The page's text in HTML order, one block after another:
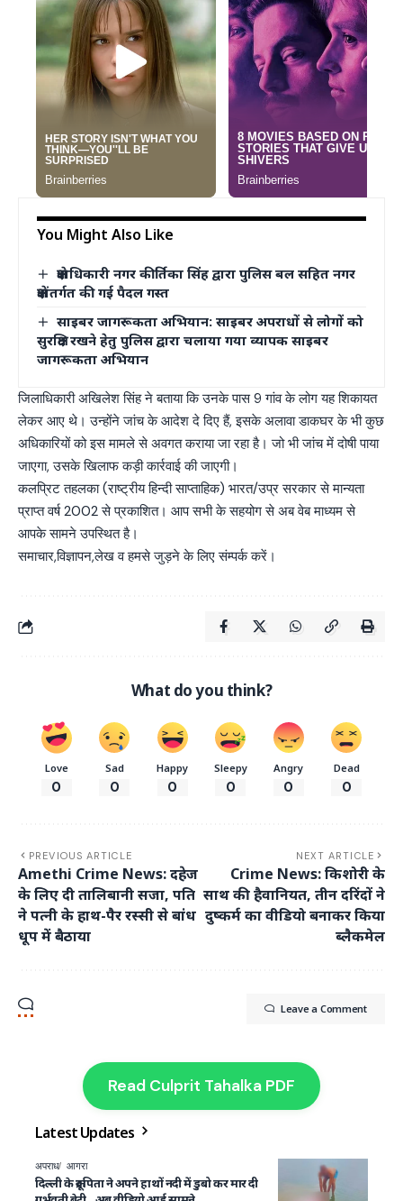
You Might Also Like
क्षेत्राधिकारी नगर कीर्तिका सिंह द्वारा पुलिस बल सहित नगर
क्षेत्रांतर्गत की गई पैदल गस्त
साइबर जागरूकता अभियान: साइबर अपराधों से लोगों को
सुरक्षित रखने हेतु पुलिस द्वारा चलाया गया व्यापक साइबर
जागरूकता अभियान
जिलाधिकारी अखिलेश सिंह ने बताया कि उनके पास 9 गांव के लोग यह शिकायत
लेकर आए थे। उन्होंने जांच के आदेश दे दिए हैं, इसके अलावा डाकघर के भी कुछ
अधिकारियों को इस मामले से अवगत कराया जा रहा है। जो भी जांच में दोषी पाया
जाएगा, उसके खिलाफ कड़ी कार्रवाई की जाएगी।
कलप्रिट तहलका (राष्ट्रीय हिन्दी साप्ताहिक) भारत/उप्र सरकार से मान्यता
प्राप्त वर्ष 2002 से प्रकाशित। आप सभी के सहयोग से अब वेब माध्यम से
आपके सामने उपस्थित है।
समाचार,विज्ञापन,लेख व हमसे जुड़ने के लिए संम्पर्क करें।
What do you think?
Love
0
Sad
0
Happy
0
Sleepy
0
Angry
0
Dead
0
PREVIOUS ARTICLE
Amethi Crime News: दहेज
के लिए दी तालिबानी सजा, पति
ने पत्नी के हाथ-पैर रस्सी से बांध
धूप में बैठाया
NEXT ARTICLE
Crime News: किशोरी के
साथ की हैवानियत, तीन दरिंदों ने
दुष्कर्म का वीडियो बनाकर किया
ब्लैकमेल
Leave a Comment
Read Culprit Tahalka PDF
Latest Updates
अपराध आगरा
दिल्ली के क्रूर पिता ने अपने हाथों नदी में डुबो कर मार दी